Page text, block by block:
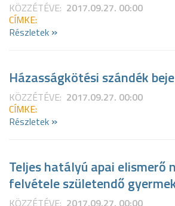
KÖZZÉTÉVE: 2017.09.27. 00:00
CÍMKE:
Részletek »
Házasságkötési szándék
KÖZZÉTÉVE: 2017.09.27. 00:00
CÍMKE:
Részletek »
Teljes hatályú apai elismerő
felvétele születendő
KÖZZÉTÉVE: 2017.09.27. 00:00